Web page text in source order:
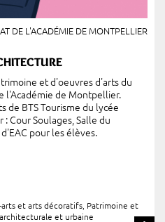
DE L'ACADÉMIE DE MONTPELLIER
et d'oeuvres d'arts du
l'Académie de Montpellier.
de BTS Tourisme du lycée
Cour Soulages, Salle du
pour les élèves.
arts et arts décoratifs Patrimoine et
et urbaine